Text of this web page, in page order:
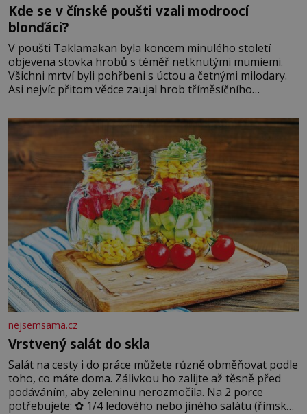
Kde se v čínské poušti vzali modroocí
blonďáci?
V poušti Taklamakan byla koncem minulého století
objevena stovka hrobů s téměř netknutými mumiemi.
Všichni mrtví byli pohřbeni s úctou a četnými milodary.
Asi nejvíc přitom vědce zaujal hrob tříměsíčního
blonďaté vlásky. Fakt, že jsou těla dávných lidí nesmírně
dobře zachovalá, přičítají odborníci zdejším klimatickým
podmínkám. Sucho, prosolené písky a extrémně
nejsemsama.cz
Vrstvený salát do skla
Salát na cesty i do práce můžete různě obměňovat podle
toho, co máte doma. Zálivkou ho zalijte až těsně před
podáváním, aby zeleninu nerozmočila. Na 2 porce
potřebujete: ✿ 1/4 ledového nebo jiného salátu (římský